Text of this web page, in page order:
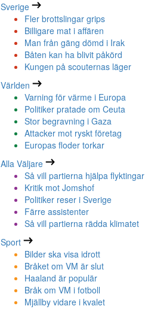
Sverige
Fler brottslingar grips
Billigare mat i affären
Man från gäng dömd i Irak
Båten kan ha blivit påkörd
Kungen på scouternas läger
Världen
Varning för värme i Europa
Politiker pratade om Ceuta
Stor begravning i Gaza
Attacker mot ryskt företag
Europas floder torkar
Alla Väljare
Så vill partierna hjälpa flyktingar
Kritik mot Jomshof
Politiker reser i Sverige
Färre assistenter
Så vill partierna rädda klimatet
Sport
Bilder ska visa idrott
Bråket om VM är slut
Haaland är populär
Bråk om VM i fotboll
Mjällby vidare i kvalet